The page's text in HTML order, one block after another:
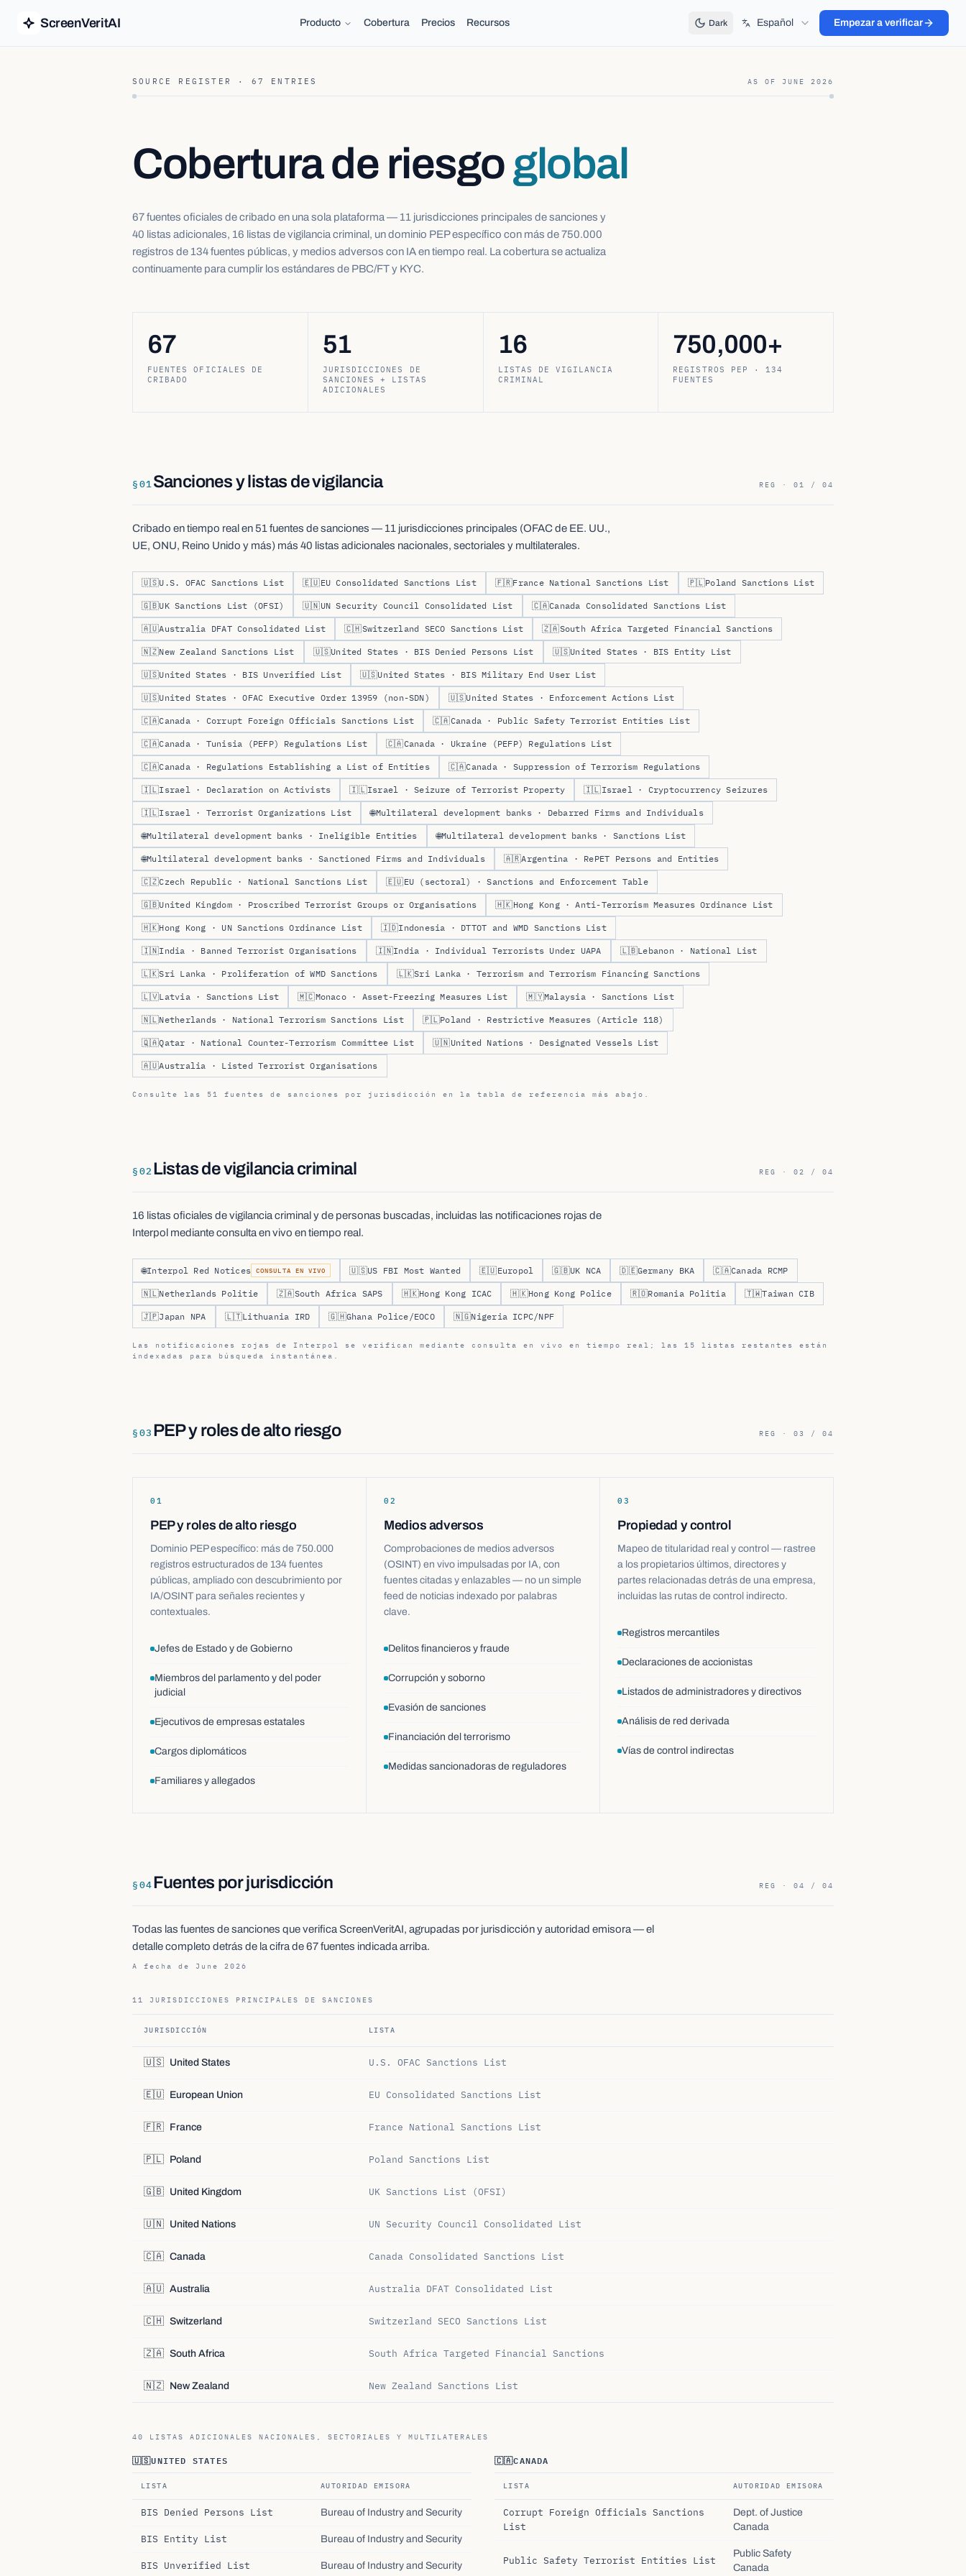
ScreenVeritAI Producto Cobertura Precios Recursos Dark Español Empezar a verificar
SOURCE REGISTER · 67 ENTRIES AS OF JUNE 2026
Cobertura de riesgoglobal
67 fuentes oficiales de cribado en una sola plataforma — 11 jurisdicciones principales de sanciones y
40 listas adicionales, 16 listas de vigilancia criminal, un dominio PEP específico con más de 750.000
registros de 134 fuentes públicas, y medios adversos con IA en tiempo real. La cobertura se actualiza
continuamente para cumplir los estándares de PBC/FT y KYC.
67
FUENTES OFICIALES DE
CRIBADO
51
JURISDICCIONES DE
SANCIONES + LISTAS
ADICIONALES
16
LISTAS DE VIGILANCIA
CRIMINAL
750,000+
REGISTROS PEP · 134
FUENTES
§01Sanciones y listas de vigilancia REG · 01 / 04
Cribado en tiempo real en 51 fuentes de sanciones — 11 jurisdicciones principales (OFAC de EE. UU.,
UE, ONU, Reino Unido y más) más 40 listas adicionales nacionales, sectoriales y multilaterales.
🇺🇸U.S. OFAC Sanctions List 🇪🇺EU Consolidated Sanctions List 🇫🇷France National Sanctions List 🇵🇱Poland Sanctions List
🇬🇧UK Sanctions List (OFSI) 🇺🇳UN Security Council Consolidated List 🇨🇦Canada Consolidated Sanctions List
🇦🇺Australia DFAT Consolidated List 🇨🇭Switzerland SECO Sanctions List 🇿🇦South Africa Targeted Financial Sanctions
🇳🇿New Zealand Sanctions List 🇺🇸United States · BIS Denied Persons List 🇺🇸United States · BIS Entity List
🇺🇸United States · BIS Unverified List 🇺🇸United States · BIS Military End User List
🇺🇸United States · OFAC Executive Order 13959 (non-SDN) 🇺🇸United States · Enforcement Actions List
🇨🇦Canada · Corrupt Foreign Officials Sanctions List 🇨🇦Canada · Public Safety Terrorist Entities List
🇨🇦Canada · Tunisia (PEFP) Regulations List 🇨🇦Canada · Ukraine (PEFP) Regulations List
🇨🇦Canada · Regulations Establishing a List of Entities 🇨🇦Canada · Suppression of Terrorism Regulations
🇮🇱Israel · Declaration on Activists 🇮🇱Israel · Seizure of Terrorist Property 🇮🇱Israel · Cryptocurrency Seizures
🇮🇱Israel · Terrorist Organizations List 🌐Multilateral development banks · Debarred Firms and Individuals
🌐Multilateral development banks · Ineligible Entities 🌐Multilateral development banks · Sanctions List
🌐Multilateral development banks · Sanctioned Firms and Individuals 🇦🇷Argentina · RePET Persons and Entities
🇨🇿Czech Republic · National Sanctions List 🇪🇺EU (sectoral) · Sanctions and Enforcement Table
🇬🇧United Kingdom · Proscribed Terrorist Groups or Organisations 🇭🇰Hong Kong · Anti-Terrorism Measures Ordinance List
🇭🇰Hong Kong · UN Sanctions Ordinance List 🇮🇩Indonesia · DTTOT and WMD Sanctions List
🇮🇳India · Banned Terrorist Organisations 🇮🇳India · Individual Terrorists Under UAPA 🇱🇧Lebanon · National List
🇱🇰Sri Lanka · Proliferation of WMD Sanctions 🇱🇰Sri Lanka · Terrorism and Terrorism Financing Sanctions
🇱🇻Latvia · Sanctions List 🇲🇨Monaco · Asset-Freezing Measures List 🇲🇾Malaysia · Sanctions List
🇳🇱Netherlands · National Terrorism Sanctions List 🇵🇱Poland · Restrictive Measures (Article 118)
🇶🇦Qatar · National Counter-Terrorism Committee List 🇺🇳United Nations · Designated Vessels List
🇦🇺Australia · Listed Terrorist Organisations
Consulte las 51 fuentes de sanciones por jurisdicción en la tabla de referencia más abajo.
§02 Listas de vigilancia criminal REG · 02 / 04
16 listas oficiales de vigilancia criminal y de personas buscadas, incluidas las notificaciones rojas de
Interpol mediante consulta en vivo en tiempo real.
🌐Interpol Red Notices CONSULTA EN VIVO 🇺🇸US FBI Most Wanted 🇪🇺Europol 🇬🇧UK NCA 🇩🇪Germany BKA 🇨🇦Canada RCMP
🇳🇱Netherlands Politie 🇿🇦South Africa SAPS 🇭🇰Hong Kong ICAC 🇭🇰Hong Kong Police 🇷🇴Romania Politia 🇹🇼Taiwan CIB
🇯🇵Japan NPA 🇱🇹Lithuania IRD 🇬🇭Ghana Police/EOCO 🇳🇬Nigeria ICPC/NPF
Las notificaciones rojas de Interpol se verifican mediante consulta en vivo en tiempo real; las 15 listas restantes están
indexadas para búsqueda instantánea.
§03 PEP y roles de alto riesgo REG · 03 / 04
01
PEP y roles de alto riesgo
Dominio PEP específico: más de 750.000
registros estructurados de 134 fuentes
públicas, ampliado con descubrimiento por
IA/OSINT para señales recientes y
contextuales.
Jefes de Estado y de Gobierno
Miembros del parlamento y del poder
judicial
Ejecutivos de empresas estatales
Cargos diplomáticos
Familiares y allegados
02
Medios adversos
Comprobaciones de medios adversos
(OSINT) en vivo impulsadas por IA, con
fuentes citadas y enlazables — no un simple
feed de noticias indexado por palabras
clave.
Delitos financieros y fraude
Corrupción y soborno
Evasión de sanciones
Financiación del terrorismo
Medidas sancionadoras de reguladores
03
Propiedad y control
Mapeo de titularidad real y control — rastree
a los propietarios últimos, directores y
partes relacionadas detrás de una empresa,
incluidas las rutas de control indirecto.
Registros mercantiles
Declaraciones de accionistas
Listados de administradores y directivos
Análisis de red derivada
Vías de control indirectas
§04Fuentes por jurisdicción REG · 04 / 04
Todas las fuentes de sanciones que verifica ScreenVeritAI, agrupadas por jurisdicción y autoridad emisora — el
detalle completo detrás de la cifra de 67 fuentes indicada arriba.
A fecha de June 2026
11 JURISDICCIONES PRINCIPALES DE SANCIONES
JURISDICCIÓN LISTA
🇺🇸 United States U.S. OFAC Sanctions List
🇪🇺 European Union EU Consolidated Sanctions List
🇫🇷 France France National Sanctions List
🇵🇱 Poland Poland Sanctions List
🇬🇧 United Kingdom UK Sanctions List (OFSI)
🇺🇳 United Nations UN Security Council Consolidated List
🇨🇦 Canada Canada Consolidated Sanctions List
🇦🇺 Australia Australia DFAT Consolidated List
🇨🇭 Switzerland Switzerland SECO Sanctions List
🇿🇦 South Africa South Africa Targeted Financial Sanctions
🇳🇿 New Zealand New Zealand Sanctions List
40 LISTAS ADICIONALES NACIONALES, SECTORIALES Y MULTILATERALES
🇺🇸UNITED STATES
LISTA AUTORIDAD EMISORA
BIS Denied Persons List Bureau of Industry and Security
BIS Entity List Bureau of Industry and Security
BIS Unverified List Bureau of Industry and Security
🇨🇦CANADA
LISTA AUTORIDAD EMISORA
Corrupt Foreign Officials Sanctions
List
Dept. of Justice
Canada
Public Safety Terrorist Entities List
Public Safety
Canada